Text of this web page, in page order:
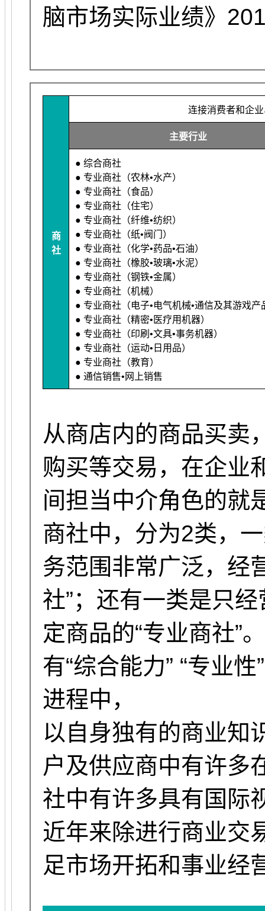
脑市场实际业绩》
商
社
连接消费者和企
主要行业
● 综合商社
● 专业商社（农林•水产）
● 专业商社（食品）
● 专业商社（住宅）
● 专业商社（纤维•纺织）
● 专业商社（纸•阀门）
● 专业商社（化学•药品•石油）
● 专业商社（橡胶•玻璃•水泥）
● 专业商社（钢铁•金属）
● 专业商社（机械）
● 专业商社（电子•电气机械•通信及其游戏产
● 专业商社（精密•医疗用机器）
● 专业商社（印刷•文具•事务机器）
● 专业商社（运动•日用品）
● 专业商社（教育）
● 通信销售•网上销售
从商店内的商品买卖
购买等交易，在企业
间担当中介角色的就
商社中，分为2类，
务范围非常广泛，经
社”；还有一类是只
定商品的“专业商社”
有“综合能力” “专业
进程中，
以自身独有的商业知
户及供应商中有许多
社中有许多具有国际
近年来除进行商业交
足市场开拓和事业经